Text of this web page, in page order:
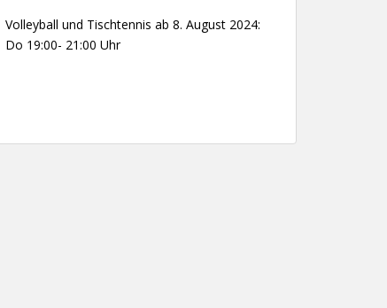
Volleyball und Tischtennis ab 8. August 2024:
Do 19:00- 21:00 Uhr